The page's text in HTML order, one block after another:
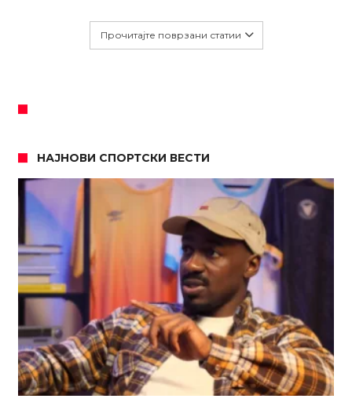
Прочитајте поврзани статии
НАЈНОВИ СПОРТСКИ ВЕСТИ